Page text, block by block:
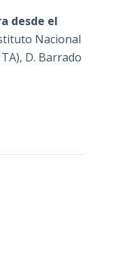
desde el
Nacional
D. Barrado